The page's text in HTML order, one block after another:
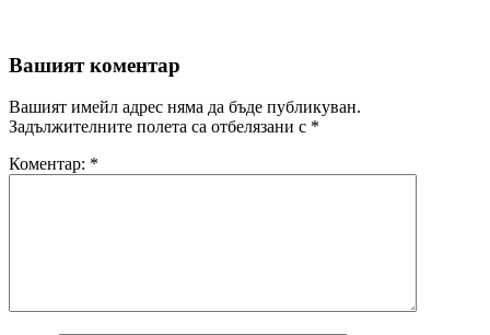
Вашият коментар
Вашият имейл адрес няма да бъде публикуван.
Задължителните полета са отбелязани с *
Коментар: *